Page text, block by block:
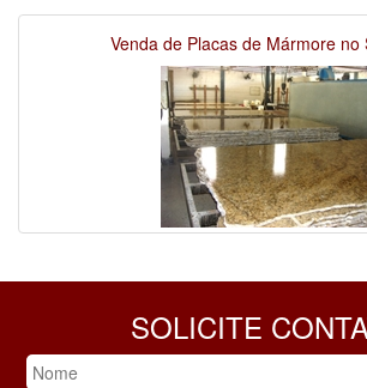
Venda de Placas de Mármore no
SOLICITE